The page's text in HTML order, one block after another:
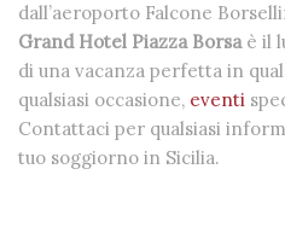
Offerte
Palermo
Contatti
dall’aeroporto Falcone
Grand Hotel Piazza Borsaè il
di una vacanza perfetta in
qualsiasi occasione, eventi
Contattaci per qualsiasi
tuo soggiorno in Sicilia.